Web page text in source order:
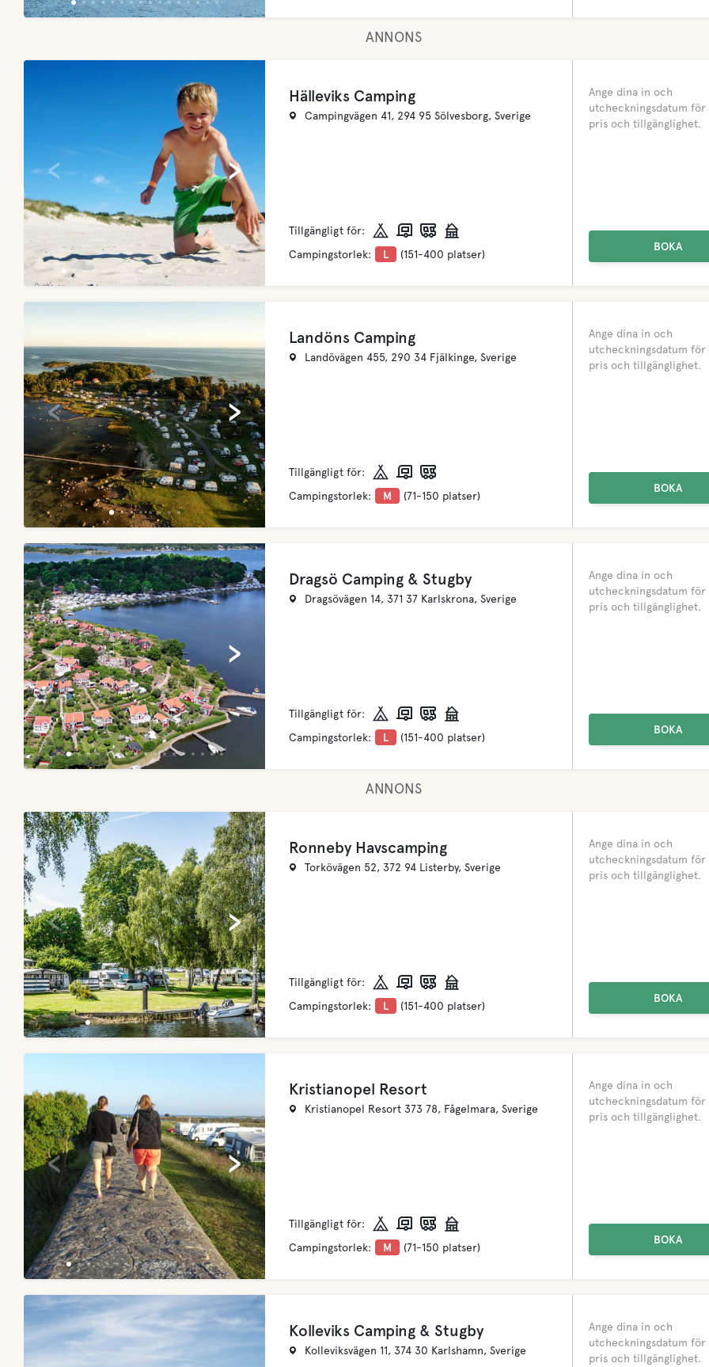
ANNONS
›
‹
Hälleviks Camping
Campingvägen 41, 294 95 Sölvesborg, Sverige
Tillgängligt för:
Campingstorlek:
L (151-400 platser)
Ange dina in och
utcheckningsdatum för
pris och tillgänglighet.
BOKA
›
‹
Landöns Camping
Landövägen 455, 290 34 Fjälkinge, Sverige
Tillgängligt för:
Campingstorlek:
M (71-150 platser)
Ange dina in och
utcheckningsdatum för
pris och tillgänglighet.
BOKA
›
‹
Dragsö Camping & Stugby
Dragsövägen 14, 371 37 Karlskrona, Sverige
Tillgängligt för:
Campingstorlek:
L (151-400 platser)
Ange dina in och
utcheckningsdatum för
pris och tillgänglighet.
BOKA
ANNONS
›
‹
Ronneby Havscamping
Torkövägen 52, 372 94 Listerby, Sverige
Tillgängligt för:
Campingstorlek:
L (151-400 platser)
Ange dina in och
utcheckningsdatum för
pris och tillgänglighet.
BOKA
›
‹
Kristianopel Resort
Kristianopel Resort 373 78, Fågelmara, Sverige
Tillgängligt för:
Campingstorlek:
M (71-150 platser)
Ange dina in och
utcheckningsdatum för
pris och tillgänglighet.
BOKA
Kolleviks Camping & Stugby
Kolleviksvägen 11, 374 30 Karlshamn, Sverige
Ange dina in och
utcheckningsdatum för
pris och tillgänglighet.